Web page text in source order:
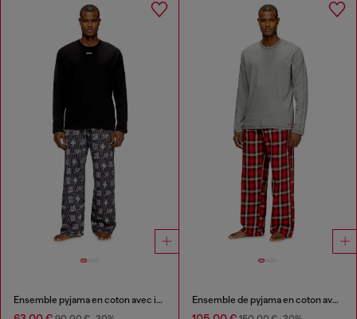
Ensemble pyjama en coton avec imprimés logo Ensemble de pyjama en coton avec pantalon à carreaux